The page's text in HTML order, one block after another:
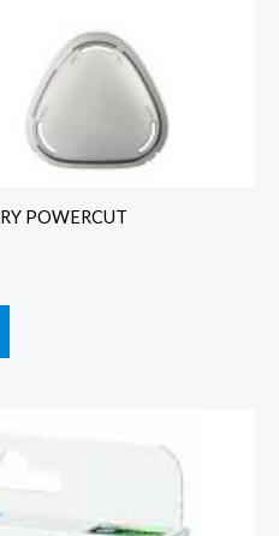
POWERCUT